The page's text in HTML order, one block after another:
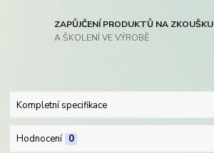
ZAPŮJČENÍ PRODUKTŮ NA ZKOUŠKU
A ŠKOLENÍ VE VÝROBĚ
Kompletní specifikace
Hodnocení 0